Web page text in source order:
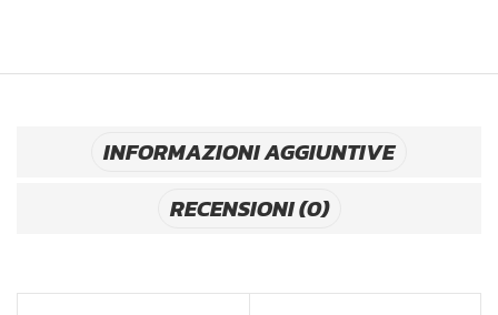
INFORMAZIONI AGGIUNTIVE
RECENSIONI (0)